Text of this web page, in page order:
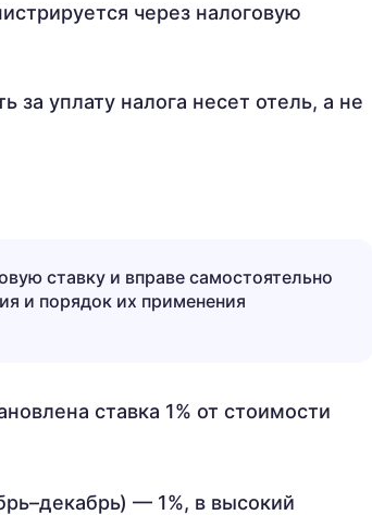
через налоговую
за уплату налога несет отель, а не
ставку и вправе самостоятельно
и порядок их применения
ставка 1% от стоимости
— 1%, в высокий